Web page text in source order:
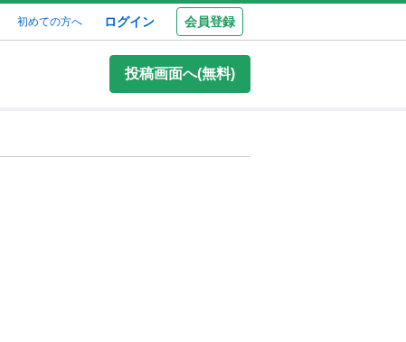
初めての方へ ログイン 会員登録
投稿画面へ(無料)